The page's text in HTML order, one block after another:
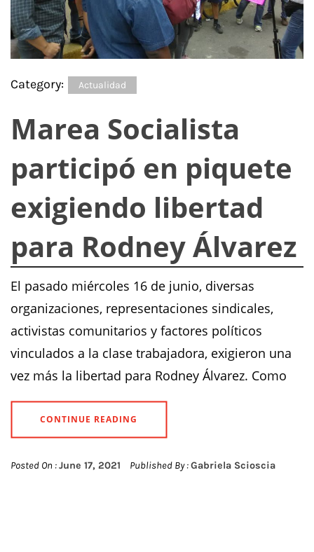
Category: Actualidad
Marea Socialista
participó en piquete
exigiendo libertad
para Rodney Álvarez
El pasado miércoles 16 de junio, diversas
organizaciones, representaciones sindicales,
activistas comunitarios y factores políticos
vinculados a la clase trabajadora, exigieron una
vez más la libertad para Rodney Álvarez. Como
CONTINUE READING
Posted On :June 17, 2021 Published By :Gabriela Scioscia